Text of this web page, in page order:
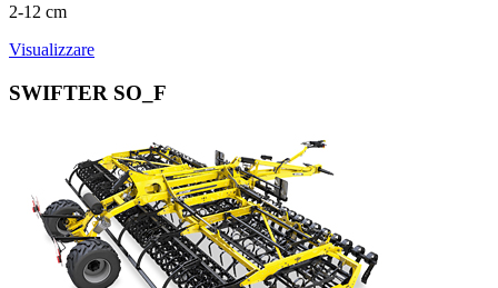
2-12 cm
Visualizzare
SWIFTER SO_F